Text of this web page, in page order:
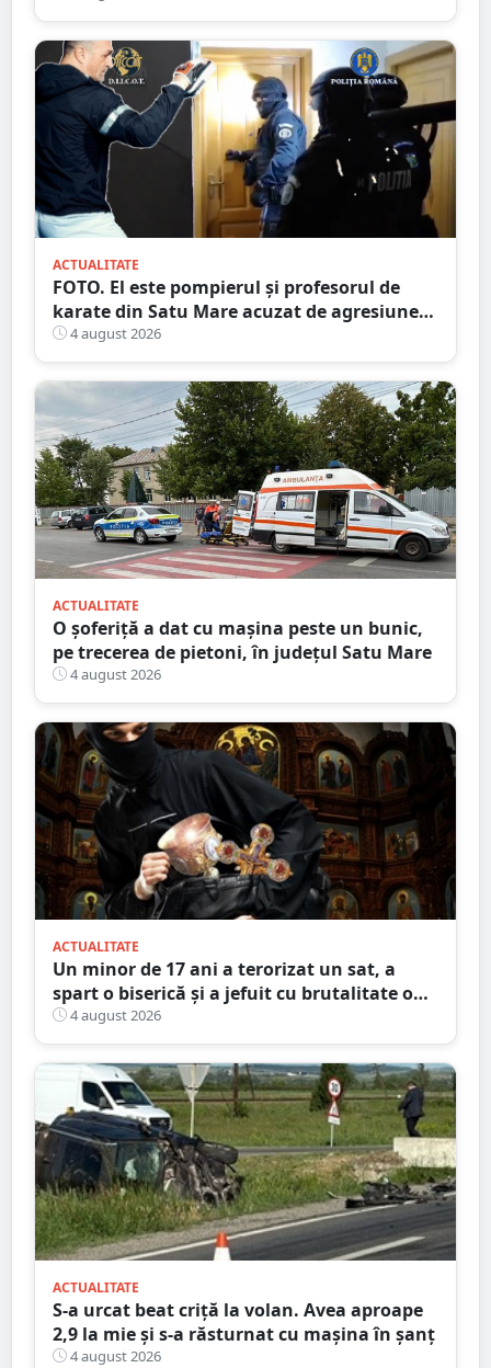
ACTUALITATE
FOTO. El este pompierul și profesorul de
karate din Satu Mare acuzat de agresiune
intimă asupra unui minor
4 august 2026
ACTUALITATE
O șoferiță a dat cu mașina peste un bunic,
pe trecerea de pietoni, în județul Satu Mare
4 august 2026
ACTUALITATE
Un minor de 17 ani a terorizat un sat, a
spart o biserică și a jefuit cu brutalitate o
bătrână de 80 de ani
4 august 2026
ACTUALITATE
S-a urcat beat criță la volan. Avea aproape
2,9 la mie și s-a răsturnat cu mașina în șanț
4 august 2026